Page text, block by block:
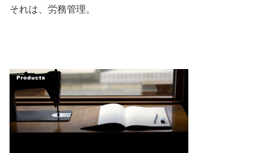
それは、労務管理。